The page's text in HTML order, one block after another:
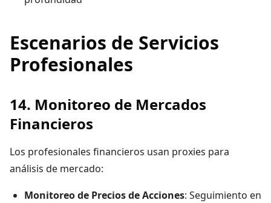
Escenarios de Servicios
Profesionales
14. Monitoreo de Mercados
Financieros
Los profesionales financieros usan proxies para
análisis de mercado:
Monitoreo de Precios de Acciones: Seguimiento en